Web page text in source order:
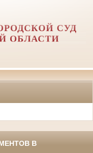
СУД
ОБЛАСТИ
В